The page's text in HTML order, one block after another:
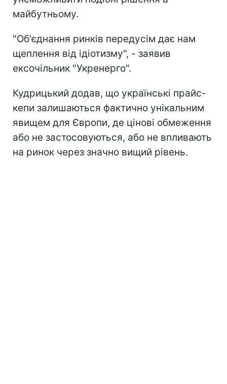
майбутньому.
"Об'єднання ринків передусім дає нам
щеплення від ідіотизму", - заявив
ексочільник "Укренерго".
Кудрицький додав, що українські прайс-
кепи залишаються фактично унікальним
явищем для Європи, де цінові обмеження
або не застосовуються, або не впливають
на ринок через значно вищий рівень.